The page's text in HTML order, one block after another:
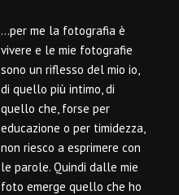
…per me la fotografia è
vivere e le mie fotografie
sono un riflesso del mio io,
di quello più intimo, di
quello che, forse per
educazione o per timidezza,
non riesco a esprimere con
le parole. Quindi dalle mie
foto emerge quello che ho